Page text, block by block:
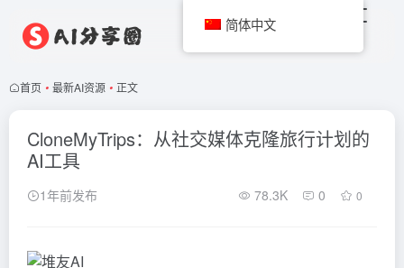
首页 • 最新AI资源 • 正文
CloneMyTrips：从社交媒体克隆旅行计划的
AI工具
1年前发布 78.3K 0 0
简体中文